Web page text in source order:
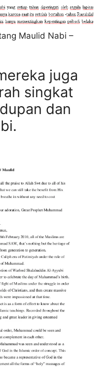
Maulid Nabi –
juga
singkat
dan